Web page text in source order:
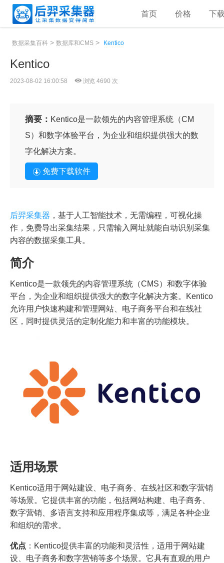
首页 价格 下
数据采集百科 > 数据库和CMS > Kentico
Kentico
2023-08-02 16:00:58 浏览 4690 次
摘要： Kentico是一款领先的内容管理系统（CM
S）和数字体验平台，为企业和组织提供强大的数
字化解决方案。
免费下载软件
后羿采集器 ，基于人工智能技术，无需编程，可视化操
作，免费导出采集结果，只需输入网址就能自动识别采集
内容的数据采集工具。
简介
Kentico是一款领先的内容管理系统（CMS）和数字体验
平台，为企业和组织提供强大的数字化解决方案。Kentico
允许用户快速构建和管理网站、电子商务平台和在线社
区，同时提供灵活的定制化能力和丰富的功能模块。
适用场景
Kentico适用于网站建设、电子商务、在线社区和数字营销
等场景。它提供丰富的功能，包括网站构建、电子商务、
数字营销、多语言支持和应用程序集成等，满足各种企业
和组织的需求。
优点 ：Kentico提供丰富的功能和灵活性，适用于网站建
设、电子商务和数字营销等多个场景。它具有直观的用户